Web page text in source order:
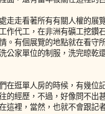
走走看著所有有關人權的展
作代工，在非洲有礦工挖鑽
。有個展覽的地點就在看守
公家單位的制服，洗完晾乾
在逛單人房的時候，有幾位
的經歷，不過，好像問不出
這裡，當然，也就不會跟記